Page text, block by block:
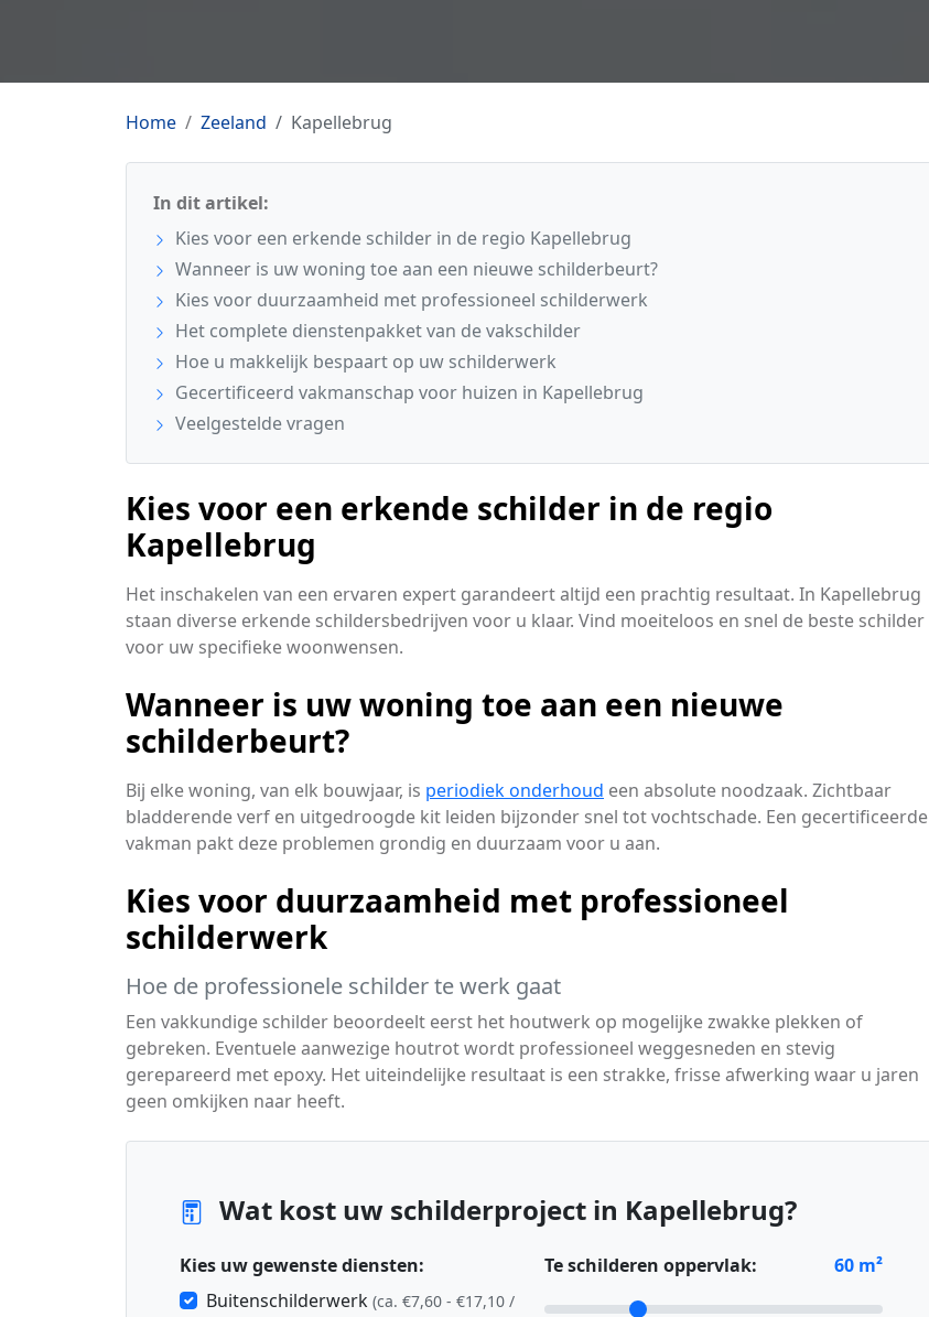
Home Zeeland Kapellebrug
In dit artikel:
Kies voor een erkende schilder in de regio Kapellebrug
Wanneer is uw woning toe aan een nieuwe schilderbeurt?
Kies voor duurzaamheid met professioneel schilderwerk
Het complete dienstenpakket van de vakschilder
Hoe u makkelijk bespaart op uw schilderwerk
Gecertificeerd vakmanschap voor huizen in Kapellebrug
Veelgestelde vragen
Kies voor een erkende schilder in de regio
Kapellebrug
Het inschakelen van een ervaren expert garandeert altijd een prachtig resultaat. In Kapellebrug
staan diverse erkende schildersbedrijven voor u klaar. Vind moeiteloos en snel de beste schilder
voor uw specifieke woonwensen.
Wanneer is uw woning toe aan een nieuwe
schilderbeurt?
Bij elke woning, van elk bouwjaar, is periodiek onderhoud een absolute noodzaak. Zichtbaar
bladderende verf en uitgedroogde kit leiden bijzonder snel tot vochtschade. Een gecertificeerde
vakman pakt deze problemen grondig en duurzaam voor u aan.
Kies voor duurzaamheid met professioneel
schilderwerk
Hoe de professionele schilder te werk gaat
Een vakkundige schilder beoordeelt eerst het houtwerk op mogelijke zwakke plekken of
gebreken. Eventuele aanwezige houtrot wordt professioneel weggesneden en stevig
gerepareerd met epoxy. Het uiteindelijke resultaat is een strakke, frisse afwerking waar u jaren
geen omkijken naar heeft.
Wat kost uw schilderproject in Kapellebrug?
Kies uw gewenste diensten:
Buitenschilderwerk (ca. €7,60 - €17,10 /
Te schilderen oppervlak: 60 m²